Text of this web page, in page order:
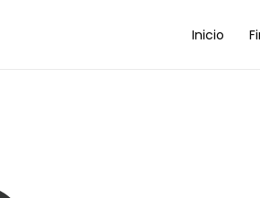
Inicio